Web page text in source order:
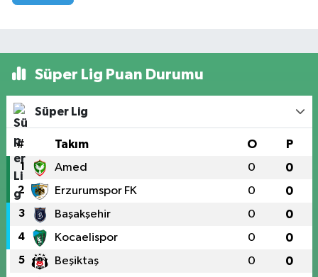
Süper Lig Puan Durumu
Süper Lig
# Takım O P
1 Amed 0 0
2 Erzurumspor FK 0 0
3 Başakşehir 0 0
4 Kocaelispor 0 0
5 Beşiktaş 0 0